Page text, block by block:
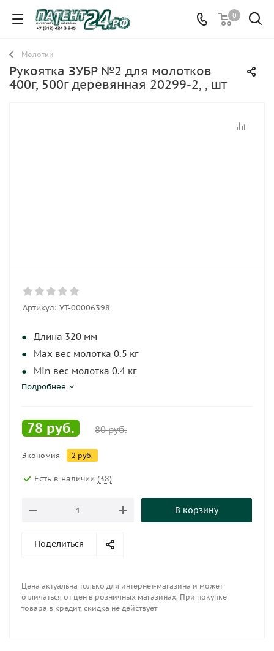
0
Молотки
Рукоятка ЗУБР №2 для молотков
400г, 500г деревянная 20299-2, , шт
Артикул: УТ-00006398
Длина 320 мм
Мах вес молотка 0.5 кг
Min вес молотка 0.4 кг
Материал береза
Подробнее
78 руб. 80руб.
Экономия 2 руб.
Есть в наличии (38)
В корзину
Поделиться
Цена актуальна только для интернет-магазина и может
отличаться от цен в розничных магазинах. При покупке
товара в кредит, скидка не действует